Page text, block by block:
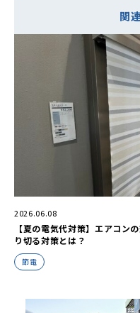
関
2026.06.08
【夏の電気代対策】エアコン
り切る対策とは？
節電